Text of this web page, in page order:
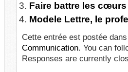
Faire battre les
Modele Lettre, le
Cette entrée est postée
Communication. You can
Responses are currently